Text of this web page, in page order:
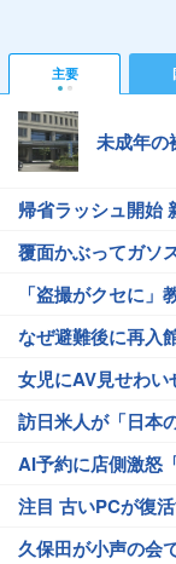
主要
未成年の
帰省ラッシュ開始
覆面かぶってガソ
「盗撮がクセに」
なぜ避難後に再入
女児にAV見せわい
訪日米人が「日本
AI予約に店側激怒
注目 古いPCが復
久保田が小声の会